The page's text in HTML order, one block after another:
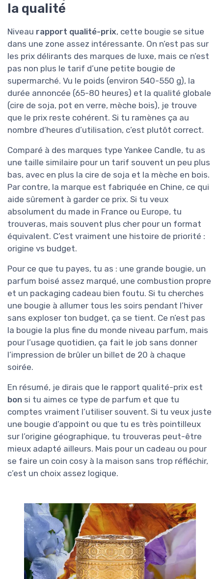
la qualité
Niveau rapport qualité-prix, cette bougie se situe
dans une zone assez intéressante. On n’est pas sur
les prix délirants des marques de luxe, mais ce n’est
pas non plus le tarif d’une petite bougie de
supermarché. Vu le poids (environ 540-550 g), la
durée annoncée (65-80 heures) et la qualité globale
(cire de soja, pot en verre, mèche bois), je trouve
que le prix reste cohérent. Si tu ramènes ça au
nombre d’heures d’utilisation, c’est plutôt correct.
Comparé à des marques type Yankee Candle, tu as
une taille similaire pour un tarif souvent un peu plus
bas, avec en plus la cire de soja et la mèche en bois.
Par contre, la marque est fabriquée en Chine, ce qui
aide sûrement à garder ce prix. Si tu veux
absolument du made in France ou Europe, tu
trouveras, mais souvent plus cher pour un format
équivalent. C’est vraiment une histoire de priorité :
origine vs budget.
Pour ce que tu payes, tu as : une grande bougie, un
parfum boisé assez marqué, une combustion propre
et un packaging cadeau bien foutu. Si tu cherches
une bougie à allumer tous les soirs pendant l’hiver
sans exploser ton budget, ça se tient. Ce n’est pas
la bougie la plus fine du monde niveau parfum, mais
pour l’usage quotidien, ça fait le job sans donner
l’impression de brûler un billet de 20 à chaque
soirée.
En résumé, je dirais que le rapport qualité-prix est
bon si tu aimes ce type de parfum et que tu
comptes vraiment l’utiliser souvent. Si tu veux juste
une bougie d’appoint ou que tu es très pointilleux
sur l’origine géographique, tu trouveras peut-être
mieux adapté ailleurs. Mais pour un cadeau ou pour
se faire un coin cosy à la maison sans trop réfléchir,
c’est un choix assez logique.